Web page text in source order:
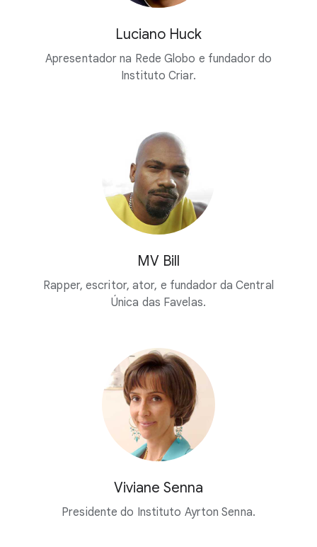
Luciano Huck
Apresentador na Rede Globo e fundador do
Instituto Criar.
MV Bill
Rapper, escritor, ator, e fundador da Central
Única das Favelas.
Viviane Senna
Presidente do Instituto Ayrton Senna.